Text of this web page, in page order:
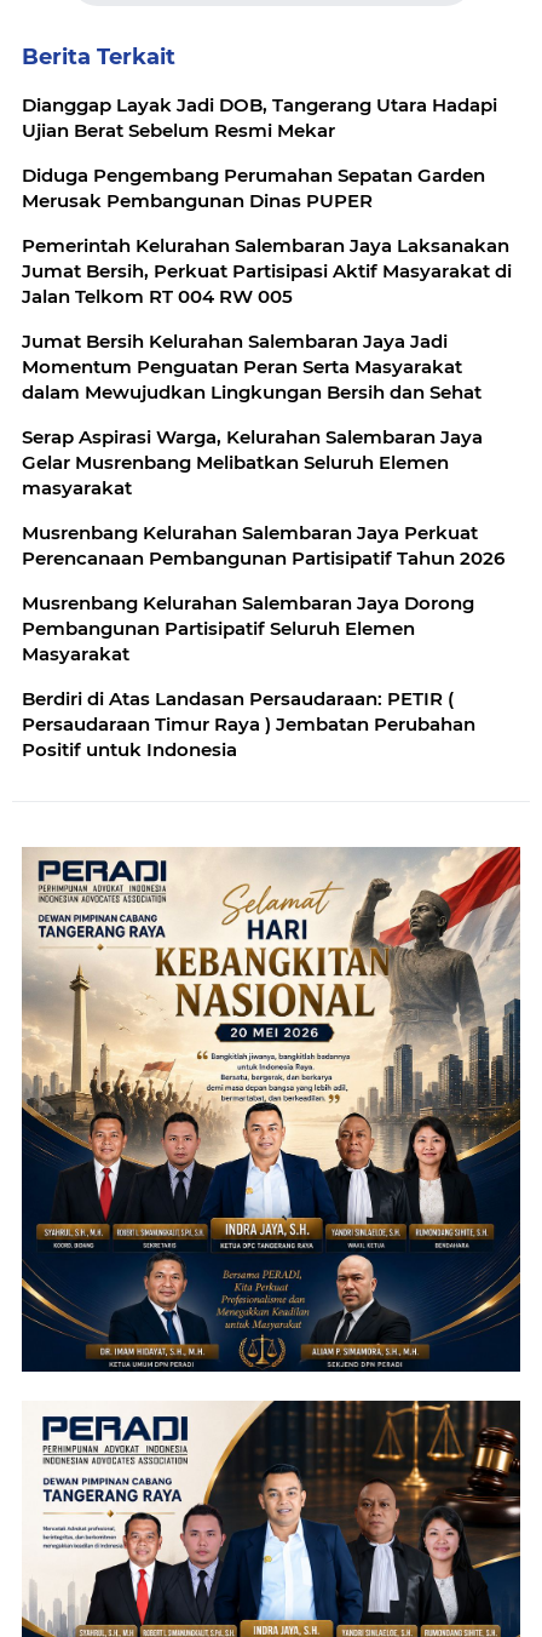
Berita Terkait
Dianggap Layak Jadi DOB, Tangerang Utara Hadapi
Ujian Berat Sebelum Resmi Mekar
Diduga Pengembang Perumahan Sepatan Garden
Merusak Pembangunan Dinas PUPER
Pemerintah Kelurahan Salembaran Jaya Laksanakan
Jumat Bersih, Perkuat Partisipasi Aktif Masyarakat di
Jalan Telkom RT 004 RW 005
Jumat Bersih Kelurahan Salembaran Jaya Jadi
Momentum Penguatan Peran Serta Masyarakat
dalam Mewujudkan Lingkungan Bersih dan Sehat
Serap Aspirasi Warga, Kelurahan Salembaran Jaya
Gelar Musrenbang Melibatkan Seluruh Elemen
masyarakat
Musrenbang Kelurahan Salembaran Jaya Perkuat
Perencanaan Pembangunan Partisipatif Tahun 2026
Musrenbang Kelurahan Salembaran Jaya Dorong
Pembangunan Partisipatif Seluruh Elemen
Masyarakat
Berdiri di Atas Landasan Persaudaraan: PETIR (
Persaudaraan Timur Raya ) Jembatan Perubahan
Positif untuk Indonesia